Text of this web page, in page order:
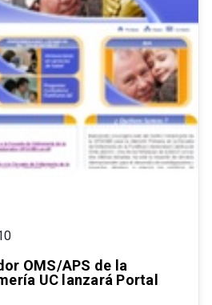
OMS/APS de la
UC lanzará Portal